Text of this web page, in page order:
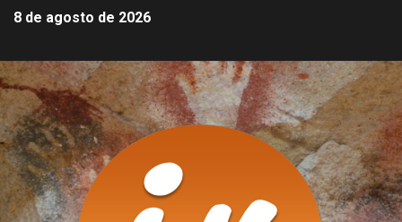
8 de agosto de 2026